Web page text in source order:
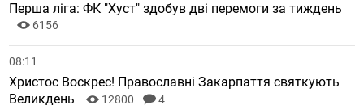
Перша ліга: ФК "Хуст" здобув дві перемоги за тиждень
6156
08:11
Христос Воскрес! Православні Закарпаття святкують
Великдень
12800 4